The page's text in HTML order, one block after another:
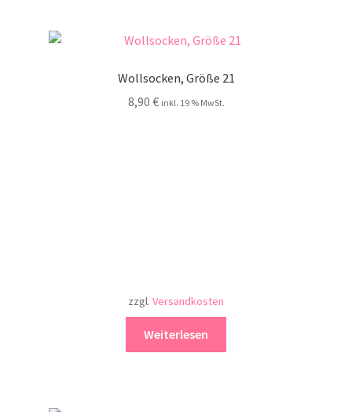
Wollsocken, Größe 21
8,90 € inkl. 19 % MwSt.
zzgl. Versandkosten
Weiterlesen